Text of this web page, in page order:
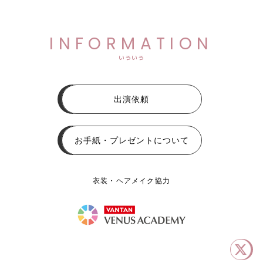
INFORMATION
いろいろ
出演依頼
お手紙・プレゼントについて
衣装・ヘアメイク協力